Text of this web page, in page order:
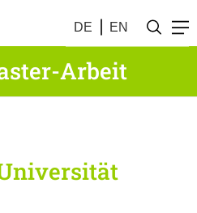
DE EN
Arbeit